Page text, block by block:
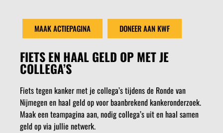
MAAK ACTIEPAGINA DONEER AAN KWF
FIETS EN HAAL GELD OP MET JE
COLLEGA’S
Fiets tegen kanker met je collega’s tijdens de Ronde van
Nijmegen en haal geld op voor baanbrekend kankeronderzoek.
Maak een teampagina aan, nodig collega’s uit en haal samen
geld op via jullie netwerk.